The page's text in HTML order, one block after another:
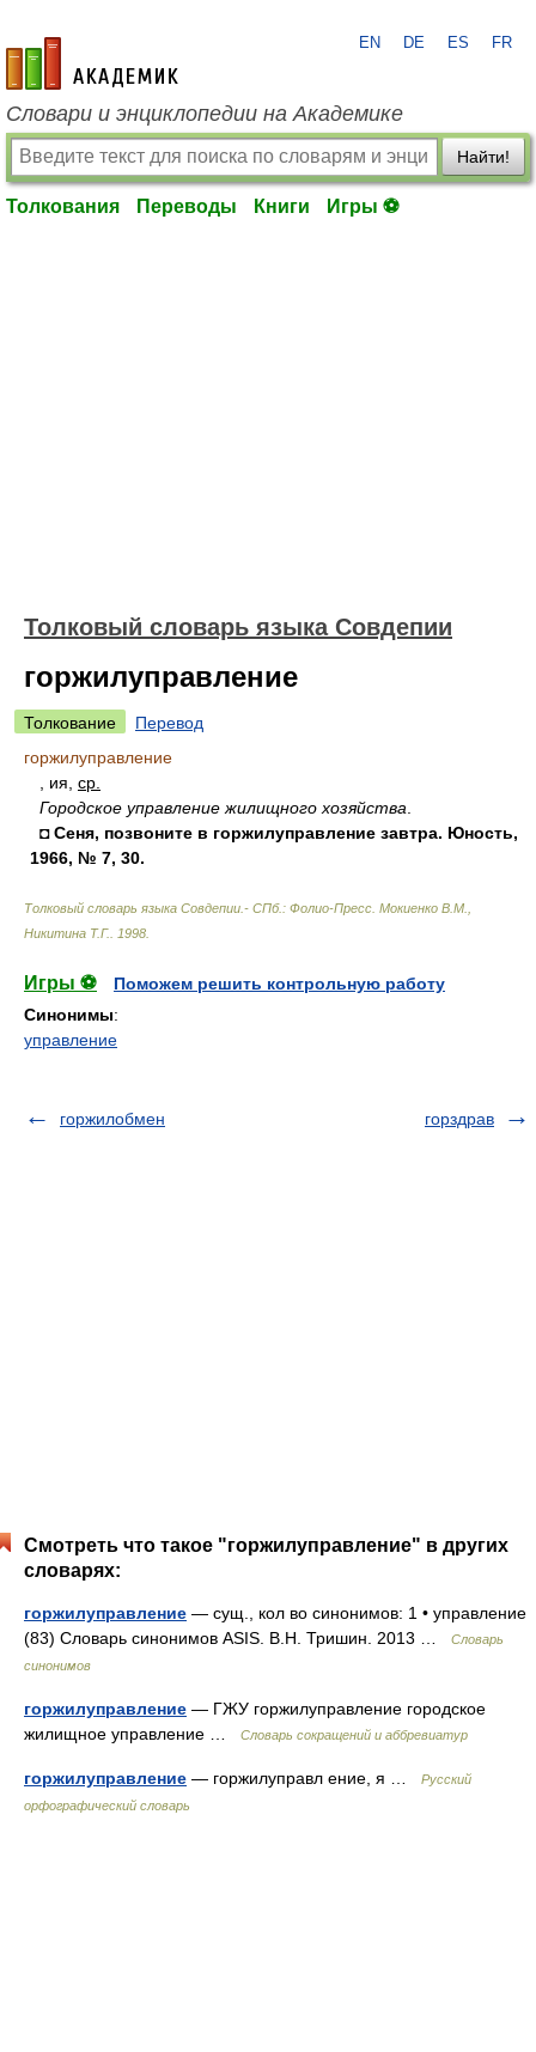
academic.ru
EN DE ES FR
Словари и энциклопедии на Академике
Найти!
Толкования Переводы Книги Игры ⚽
Толковый словарь языка Совдепии
горжилуправление
Толкование
Перевод
горжилуправление
, ия, ср.
Городское управление жилищного хозяйства
◘ Сеня, позвоните в горжилуправление завтра. Юность,
1966, № 7, 30.
Толковый словарь языка Совдепии.- СПб.: Фолио-Пресс Мокиенко В.М.,
Никитина Т.Г.
1998
Игры ⚽
Поможем решить контрольную работу
Синонимы:
управление
горжилобмен горздрав
Смотреть что такое "горжилуправление" в других
словарях:
горжилуправление — сущ., кол во синонимов: 1 • управление
(83) Словарь синонимов ASIS. В.Н. Тришин. 2013 …
Словарь
синонимов
горжилуправление — ГЖУ горжилуправление городское
жилищное управление …
Словарь сокращений и аббревиатур
горжилуправление — горжилуправл ение, я …
Русский
орфографический словарь